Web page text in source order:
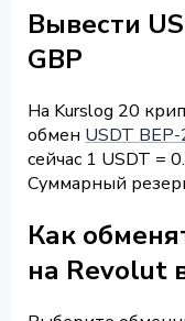
Вывести
GBP
На Kurslog 20
обмен USDT
сейчас 1 USDT =
Суммарный
Как
на Revolut